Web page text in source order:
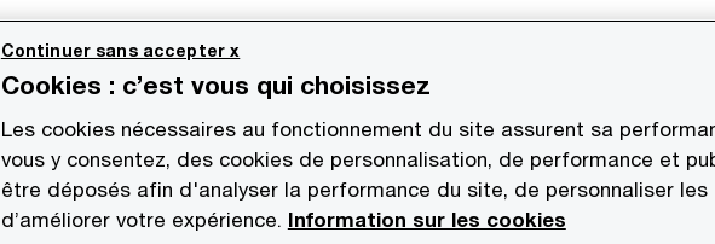
Emmanuel Benoist, élu par ses pairs, prend officiellement la tête du
d’audit PwC France et Maghreb le 1er juillet 2025 pour un mandat de
s’entoure d’une équipe dirigeante expérimentée, complémentaire et
déployer une stratégie de création de valeur durable. Son ambition : que
Cookies : c’est vous qui choisissez
Les cookies nécessaires au fonctionnement du site assurent sa
vous y consentez, des cookies de personnalisation, de performance et
être déposés afin d'analyser la performance du site, de personnaliser les
d’améliorer votre expérience. Information sur les cookies
Continuer sans accepter x